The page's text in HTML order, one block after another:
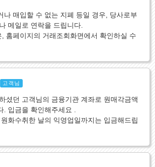
나 매입할 수 없는 지폐 등일 경우, 당사로부
메일로 연락을 드립니다.
홈페이지의 거래조회화면에서 확인하실 수
고객님
셨던 고객님의 금융기관 계좌로 원매각금액
. 입금을 확인해주세요 .
화수취한 날의 익영업일까지는 입금해드립